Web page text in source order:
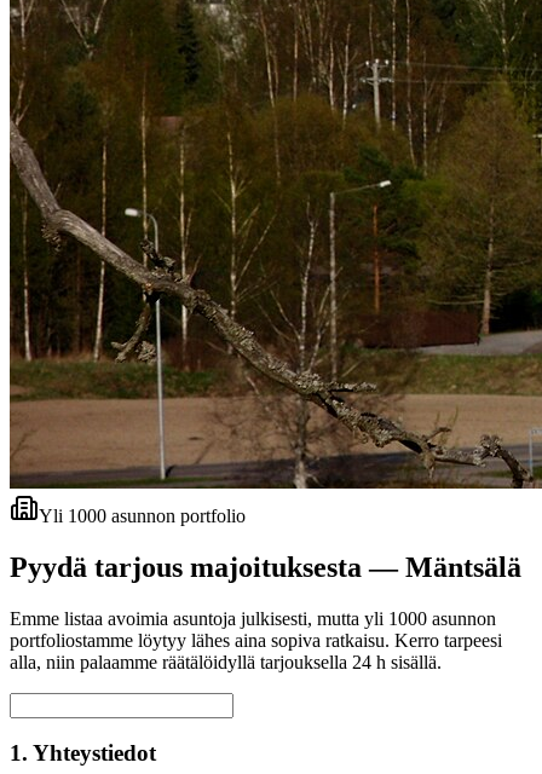
Yli 1000 asunnon portfolio
Pyydä tarjous majoituksesta —Mäntsälä
Emme listaa avoimia asuntoja julkisesti, mutta yli 1000 asunnon
portfoliostamme löytyy lähes aina sopiva ratkaisu. Kerro tarpeesi
alla, niin palaamme räätälöidyllä tarjouksella 24 h sisällä.
1. Yhteystiedot